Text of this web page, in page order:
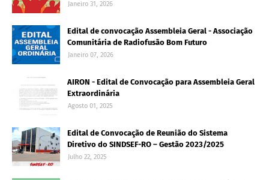
Janeiro 31, 2026
Edital de convocação Assembleia Geral - Associação
Comunitária de Radiofusão Bom Futuro
Janeiro 07, 2026
AIRON - Edital de Convocação para Assembleia Geral
Extraordinária
Agosto 01, 2025
Edital de Convocação de Reunião do Sistema
Diretivo do SINDSEF-RO – Gestão 2023/2025
Julho 22, 2025